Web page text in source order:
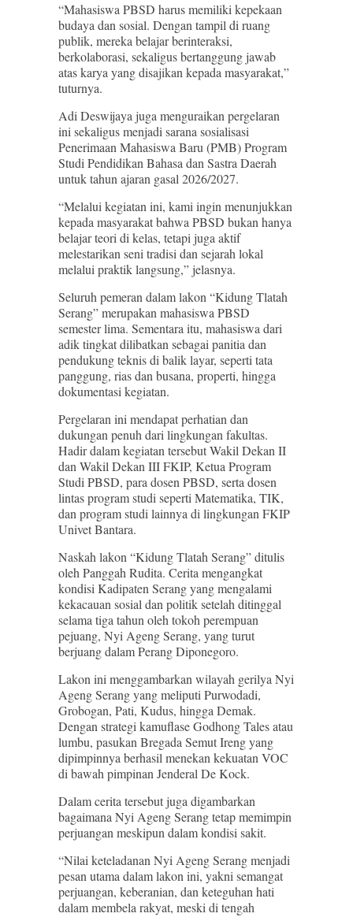
“Mahasiswa PBSD harus memiliki kepekaan
budaya dan sosial. Dengan tampil di ruang
publik, mereka belajar berinteraksi,
berkolaborasi, sekaligus bertanggung jawab
atas karya yang disajikan kepada masyarakat,”
tuturnya.
Adi Deswijaya juga menguraikan pergelaran
ini sekaligus menjadi sarana sosialisasi
Penerimaan Mahasiswa Baru (PMB) Program
Studi Pendidikan Bahasa dan Sastra Daerah
untuk tahun ajaran gasal 2026/2027.
“Melalui kegiatan ini, kami ingin menunjukkan
kepada masyarakat bahwa PBSD bukan hanya
belajar teori di kelas, tetapi juga aktif
melestarikan seni tradisi dan sejarah lokal
melalui praktik langsung,” jelasnya.
Seluruh pemeran dalam lakon “Kidung Tlatah
Serang” merupakan mahasiswa PBSD
semester lima. Sementara itu, mahasiswa dari
adik tingkat dilibatkan sebagai panitia dan
pendukung teknis di balik layar, seperti tata
panggung, rias dan busana, properti, hingga
dokumentasi kegiatan.
Pergelaran ini mendapat perhatian dan
dukungan penuh dari lingkungan fakultas.
Hadir dalam kegiatan tersebut Wakil Dekan II
dan Wakil Dekan III FKIP, Ketua Program
Studi PBSD, para dosen PBSD, serta dosen
lintas program studi seperti Matematika, TIK,
dan program studi lainnya di lingkungan FKIP
Univet Bantara.
Naskah lakon “Kidung Tlatah Serang” ditulis
oleh Panggah Rudita. Cerita mengangkat
kondisi Kadipaten Serang yang mengalami
kekacauan sosial dan politik setelah ditinggal
selama tiga tahun oleh tokoh perempuan
pejuang, Nyi Ageng Serang, yang turut
berjuang dalam Perang Diponegoro.
Lakon ini menggambarkan wilayah gerilya Nyi
Ageng Serang yang meliputi Purwodadi,
Grobogan, Pati, Kudus, hingga Demak.
Dengan strategi kamuflase Godhong Tales atau
lumbu, pasukan Bregada Semut Ireng yang
dipimpinnya berhasil menekan kekuatan VOC
di bawah pimpinan Jenderal De Kock.
Dalam cerita tersebut juga digambarkan
bagaimana Nyi Ageng Serang tetap memimpin
perjuangan meskipun dalam kondisi sakit.
“Nilai keteladanan Nyi Ageng Serang menjadi
pesan utama dalam lakon ini, yakni semangat
perjuangan, keberanian, dan keteguhan hati
dalam membela rakyat, meski di tengah